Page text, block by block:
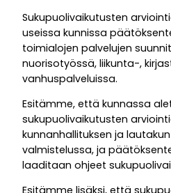
Sukupuolivaikutusten
useissa kunnissa
toimialojen palvelujen
nuorisotyössä, liikunta-,
vanhuspalveluissa.
Esitämme, että kunnassa
sukupuolivaikutusten
kunnanhallituksen ja
valmistelussa, ja
laaditaan ohjeet